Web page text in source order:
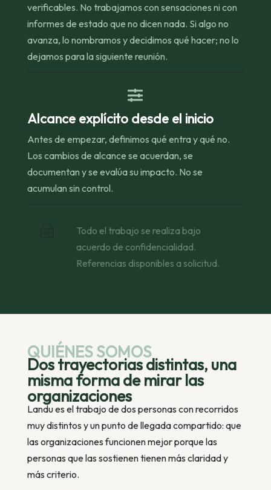
verificables. No trabajamos con sensaciones ni con
informes de estado que no dicen nada. Si algo no
avanza, lo nombramos y decidimos qué hacer; no lo
dejamos para la siguiente reunión.

Alcance explícito desde el inicio
Antes de empezar, definimos qué entra y qué no.
Los cambios de alcance se acuerdan, se
documentan y se evalúa su impacto. No se
acumulan sin control.
Todo el trabajo se realiza bajo
acuerdo de confidencialidad.
Referencias disponibles a solicitud.
QUIÉNES SOMOS
Dos trayectorias distintas, una
misma forma de mirar las
organizaciones
Landu es el trabajo de dos personas con recorridos
muy distintos y un punto de llegada compartido: que
las organizaciones funcionen mejor porque las
personas que las sostienen tienen más claridad y
más criterio.